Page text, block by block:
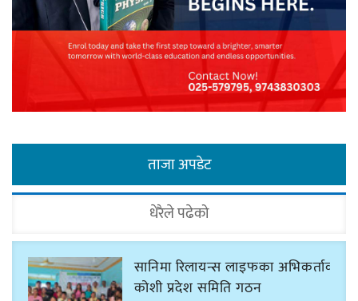
ताजा अपडेट
धेरैले पढेको
सानिमा रिलायन्स लाइफका अभिकर्ताको
कोशी प्रदेश समिति गठन